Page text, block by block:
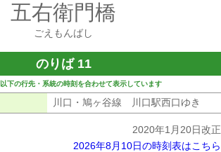
五右衛門橋
ごえもんばし
のりば 11
下の行先・系統の時刻を合わせて表示しています
川口・鳩ヶ谷線 川口駅西口ゆき
2020年1月20日改正
2026年8月10日の時刻表はこちら